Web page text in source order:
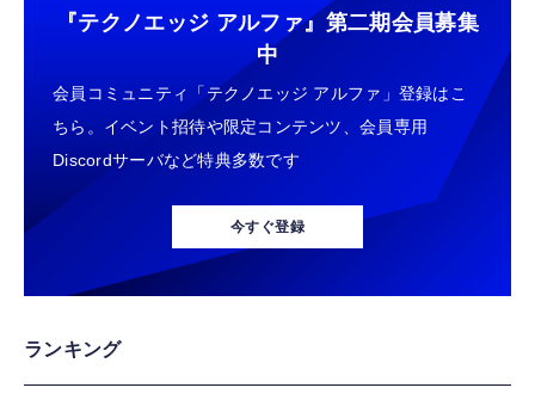
『テクノエッジ アルファ』 第二期会員募集
中
会員コミュニティ「テクノエッジ アルファ」登録はこ
ちら。イベント招待や限定コンテンツ、会員専用
Discordサーバなど特典多数です
今すぐ登録
ランキング